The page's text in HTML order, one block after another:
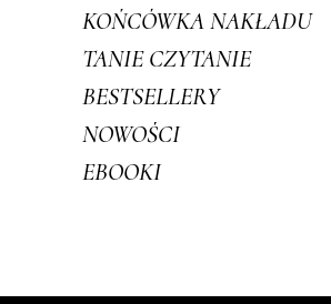
KOŃCÓWKA NAKŁADU
TANIE CZYTANIE
BESTSELLERY
NOWOŚCI
EBOOKI